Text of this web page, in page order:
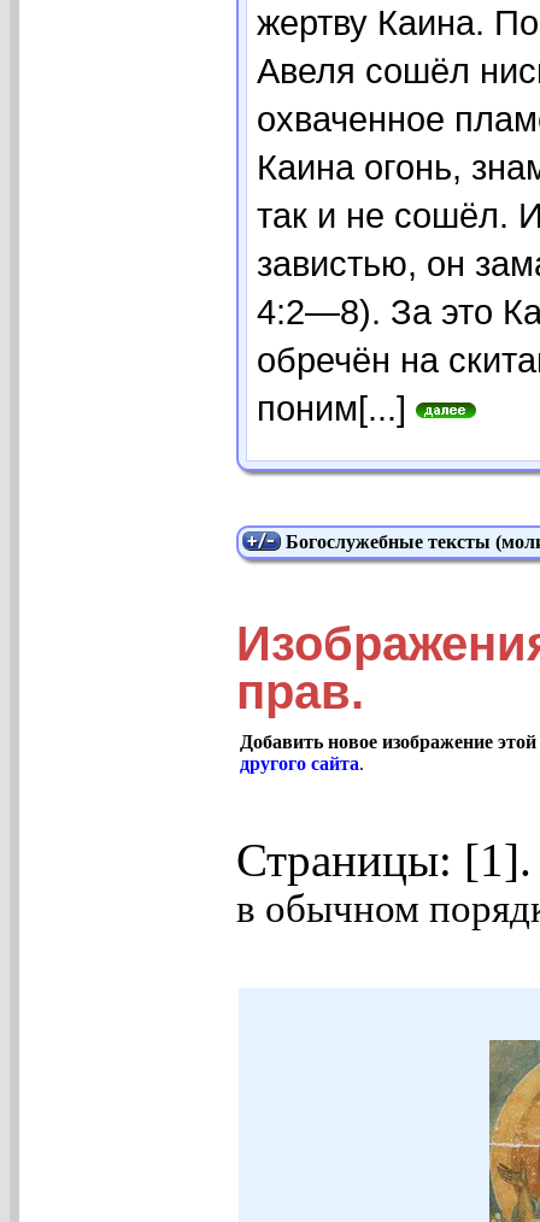
жертву Каина.
Авеля сошёл
охваченное
Каина огонь,
так и не сошёл.
завистью, он
4:2—8). За это
обречён на
поним[...]
Богослужебные тексты
прав.
Добавить новое изображение
другого сайта.
Страницы:
в обычном